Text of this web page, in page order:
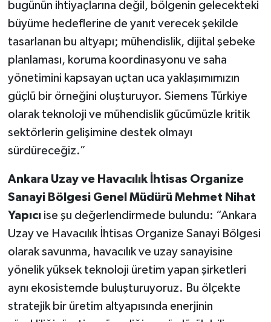
bugünün ihtiyaçlarına değil, bölgenin gelecekteki
büyüme hedeflerine de yanıt verecek şekilde
tasarlanan bu altyapı; mühendislik, dijital şebeke
planlaması, koruma koordinasyonu ve saha
yönetimini kapsayan uçtan uca yaklaşımımızın
güçlü bir örneğini oluşturuyor. Siemens Türkiye
olarak teknoloji ve mühendislik gücümüzle kritik
sektörlerin gelişimine destek olmayı
sürdüreceğiz.”
Ankara Uzay ve Havacılık İhtisas Organize
Sanayi Bölgesi Genel Müdürü Mehmet Nihat
Yapıcı ise şu değerlendirmede bulundu: “Ankara
Uzay ve Havacılık İhtisas Organize Sanayi Bölgesi
olarak savunma, havacılık ve uzay sanayisine
yönelik yüksek teknoloji üretim yapan şirketleri
aynı ekosistemde buluşturuyoruz. Bu ölçekte
stratejik bir üretim altyapısında enerjinin